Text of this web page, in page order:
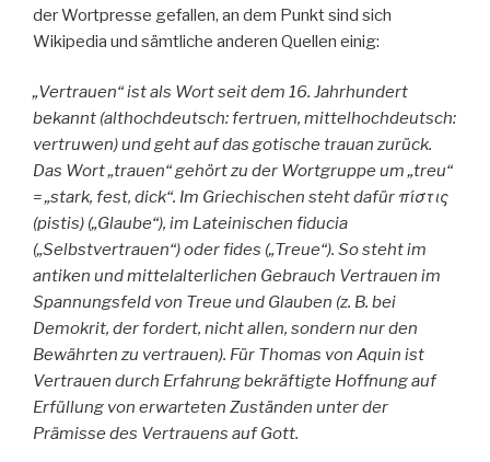
der Wortpresse gefallen, an dem Punkt sind sich
Wikipedia und sämtliche anderen Quellen einig:
„Vertrauen“ ist als Wort seit dem 16. Jahrhundert
bekannt (althochdeutsch: fertruen, mittelhochdeutsch:
vertruwen) und geht auf das gotische trauan zurück.
Das Wort „trauen“ gehört zu der Wortgruppe um „treu“
= „stark, fest, dick“. Im Griechischen steht dafür πίστις
(pistis) („Glaube“), im Lateinischen fiducia
(„Selbstvertrauen“) oder fides („Treue“). So steht im
antiken und mittelalterlichen Gebrauch Vertrauen im
Spannungsfeld von Treue und Glauben (z. B. bei
Demokrit, der fordert, nicht allen, sondern nur den
Bewährten zu vertrauen). Für Thomas von Aquin ist
Vertrauen durch Erfahrung bekräftigte Hoffnung auf
Erfüllung von erwarteten Zuständen unter der
Prämisse des Vertrauens auf Gott.